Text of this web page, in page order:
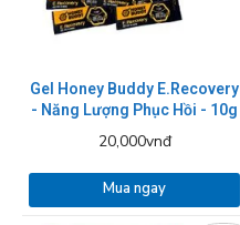
Gel Honey Buddy E.Recovery
- Năng Lượng Phục Hồi - 10g
20,000vnđ
Mua ngay